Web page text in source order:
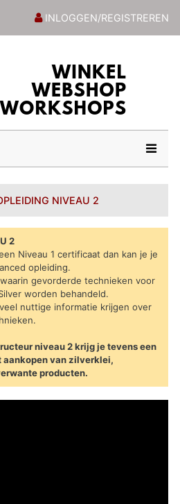
INLOGGEN/REGISTREREN
NIVEAU 2
2
Niveau 1 certificaat dan kan je je
opleiding.
gevorderde technieken voor
worden behandeld.
nuttige informatie krijgen over
niveau 2 krijg je tevens een
aankopen van zilverklei,
producten.